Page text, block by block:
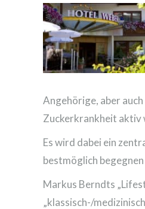
Angehörige, aber
Zuckerkrankheit aktiv
Es wird dabei ein
bestmöglich begegnen
Markus Berndts
„klassisch-/